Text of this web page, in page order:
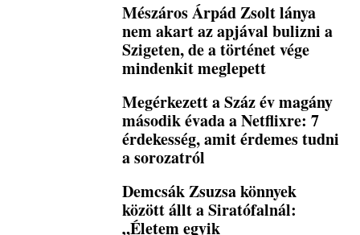
Mészáros Árpád Zsolt lánya
nem akart az apjával bulizni a
Szigeten, de a történet vége
mindenkit meglepett
Megérkezett a Száz év magány
második évada a Netflixre: 7
érdekesség, amit érdemes tudni
a sorozatról
Demcsák Zsuzsa könnyek
között állt a Siratófalnál:
„Életem egyik